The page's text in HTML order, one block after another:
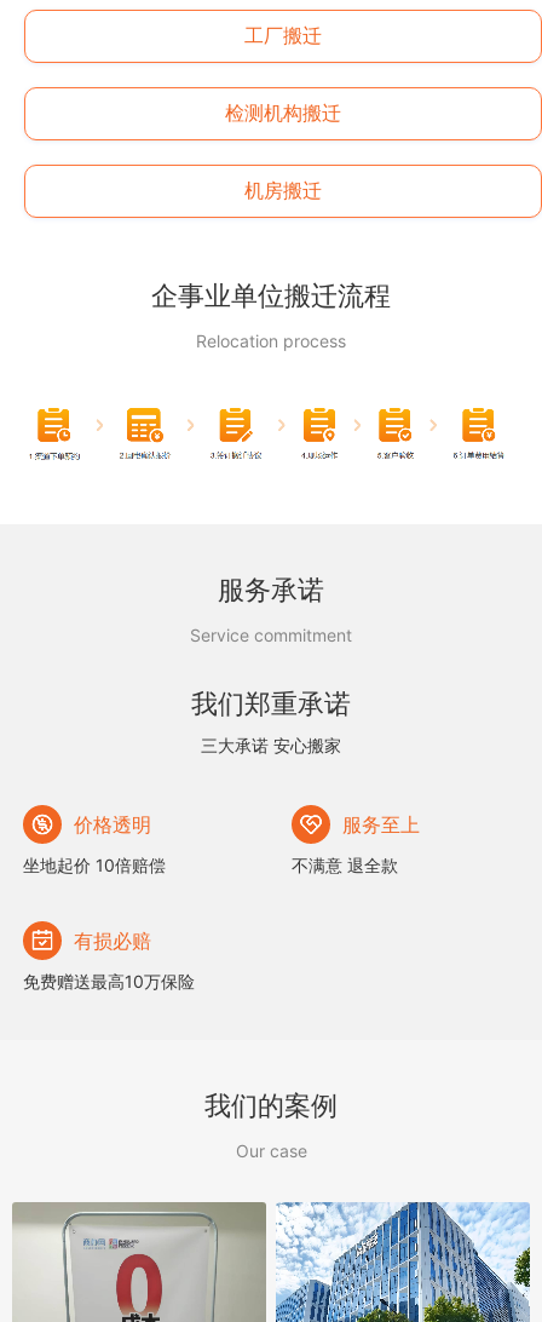
工厂搬迁
检测机构搬迁
机房搬迁
企事业单位搬迁流程
Relocation process
服务承诺
Service commitment
我们郑重承诺
三大承诺 安心搬家
价格透明
坐地起价 10倍赔偿
服务至上
不满意 退全款
有损必赔
免费赠送最高10万保险
我们的案例
Our case